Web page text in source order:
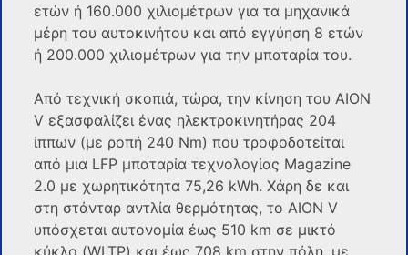
ετών ή 160.000 χιλιομέτρων για τα μηχανικά
μέρη του αυτοκινήτου και από εγγύηση 8 ετών
ή 200.000 χιλιομέτρων για την μπαταρία του.
Από τεχνική σκοπιά, τώρα, την κίνηση του AION
V εξασφαλίζει ένας ηλεκτροκινητήρας 204
ίππων (με ροπή 240 Nm) που τροφοδοτείται
από μια LFP μπαταρία τεχνολογίας Magazine
2.0 με χωρητικότητα 75,26 kWh. Χάρη δε και
στη στάνταρ αντλία θερμότητας, το AION V
υπόσχεται αυτονομία έως 510 km σε μικτό